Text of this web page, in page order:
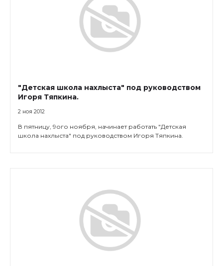
"Детская школа нахлыста" под руководством
Игоря Тяпкина.
2 ноя 2012
В пятницу, 9ого ноября, начинает работать "Детская
школа нахлыста" под руководством Игоря Тяпкина.